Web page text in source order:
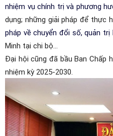
nhiệm vụ chính trị và phương
dụng; những giải pháp để thực
pháp về chuyển đổi số, quản trị
Minh tại chi bộ...
Đại hội cũng đã bầu Ban Chấp
nhiệm kỳ 2025-2030.